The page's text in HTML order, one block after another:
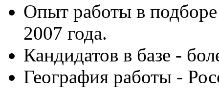
Опыт работы в подборе
2007 года.
Кандидатов в базе -
География работы -